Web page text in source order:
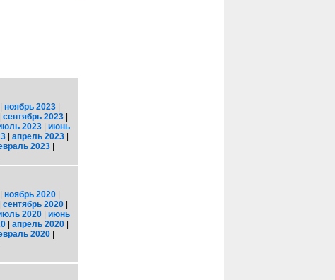
| ноябрь 2023 |
сентябрь 2023 |
2023 | июнь
| апрель 2023 |
2023 |
| ноябрь 2020 |
сентябрь 2020 |
2020 | июнь
| апрель 2020 |
2020 |